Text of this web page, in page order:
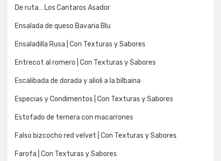
De ruta… Los Cantaros Asador
Ensalada de queso Bavaria Blu
Ensaladilla Rusa | Con Texturas y Sabores
Entrecot al romero | Con Texturas y Sabores
Escalibada de dorada y alioli a la bilbaina
Especias y Condimentos | Con Texturas y Sabores
Estofado de ternera con macarrones
Falso bizcocho red velvet | Con Texturas y Sabores
Farofa | Con Texturas y Sabores